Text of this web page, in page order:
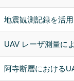
地震観測記録を活
UAV レーザ測量に
阿寺断層における